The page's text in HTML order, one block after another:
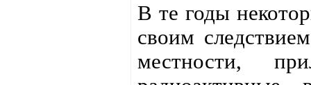
В те годы
своим
местности,